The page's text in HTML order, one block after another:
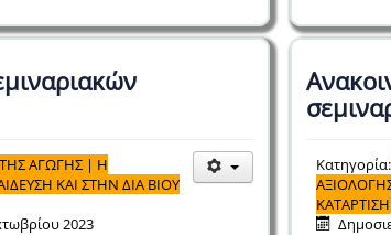
ΑΓΩΓΗΣ | Η
ΚΑΙ ΣΤΗΝ ΔΙΑ ΒΙΟΥ
2023
Κατηγορία:
ΚΑΤΑΡΤΙΣΗ